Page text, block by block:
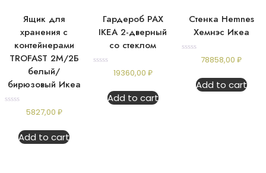
Ящик для
хранения с
контейнерами
TROFAST 2М/2Б
белый/
бирюзовый Икеа
5827,00 ₽
Add to cart
Гардероб PAX
IKEA 2-дверный
со стеклом
19360,00 ₽
Add to cart
Стенка Hemnes
Хемнэс Икеа
78858,00₽
Add to cart